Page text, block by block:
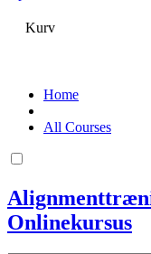
Kurv
Home
All Courses
Onlinekursus